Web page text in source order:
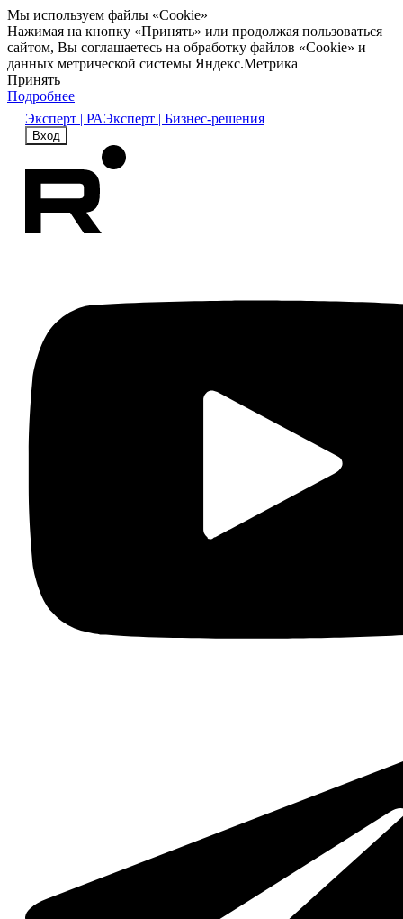
Мы используем файлы «Cookie»
Нажимая на кнопку «Принять» или продолжая пользоваться
сайтом, Вы соглашаетесь на обработку файлов «Cookie» и
данных метрической системы Яндекс.Метрика
Принять
Подробнее
Эксперт | РАЭксперт | Бизнес-решения
Вход